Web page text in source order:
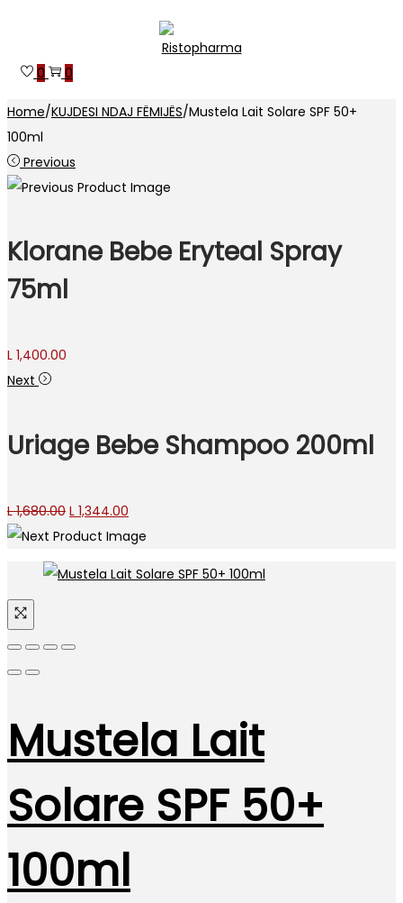
navigation
content
0 0
Home/KUJDESI NDAJ FËMIJËS/Mustela Lait Solare SPF 50+
100ml
Previous
Klorane Bebe Eryteal Spray
75ml
L 1,400.00
Next
Uriage Bebe Shampoo 200ml
L1,680.00 Original
price
L 1,680.00.
L 1,344.00
price
L 1,344.00.
Mustela Lait
Solare SPF 50+
100ml